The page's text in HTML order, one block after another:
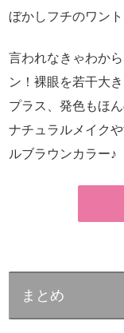
ぼかしフチのワン
言われなきゃわか
ン！裸眼を若干大
プラス、発色もほ
ナチュラルメイク
ルブラウンカラー♪
まとめ